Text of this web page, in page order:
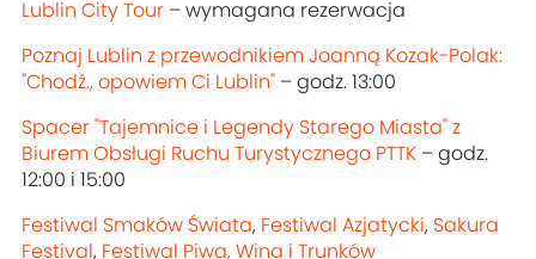
Lublin City Tour – wymagana rezerwacja
Poznaj Lublin z przewodnikiem Joanną Kozak-Polak:
"Chodź., opowiem Ci Lublin" – godz. 13:00
Spacer "Tajemnice i Legendy Starego Miasta" z
Biurem Obsługi Ruchu Turystycznego PTTK – godz.
12:00 i 15:00
Festiwal Smaków Świata, Festiwal Azjatycki, Sakura
Festival, Festiwal Piwa, Wina i Trunków